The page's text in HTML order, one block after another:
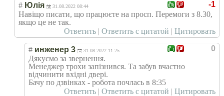
-1
# Юлія 31.08.2022 08:44
Навіщо писати, що працюєте на просп. Перемоги з 8.30,
якщо це не так.
Ответить | Ответить с цитатой | Цитировать
0
# инженер 3 31.08.2022 11:25
Дякуємо за звернення.
Менеджер трохи запізнився. Та забув вчастно
відчинити вхідні двері.
Бачу по дзвінках - робота почлась в 8:35
Ответить | Ответить с цитатой | Цитировать